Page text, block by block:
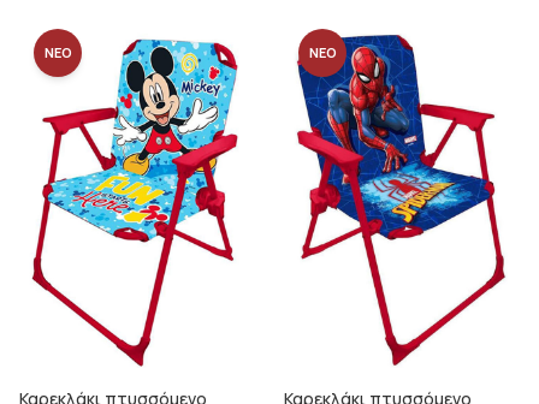
ΝΕΟ
Καρεκλάκι πτυσσόμενο
ΝΕΟ
Καρεκλάκι πτυσσόμενο